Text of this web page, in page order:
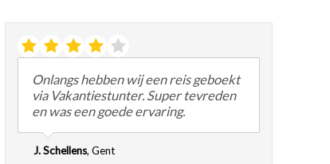
Onlangs hebben wij een reis geboekt
via Vakantiestunter. Super tevreden
en was een goede ervaring.
J. Schellens, Gent